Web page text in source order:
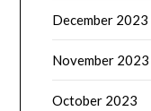
December 2023
November 2023
October 2023